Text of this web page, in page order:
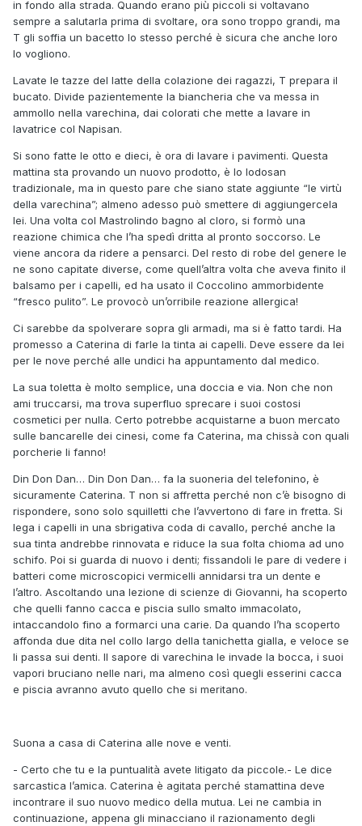
in fondo alla strada. Quando erano più piccoli si voltavano
sempre a salutarla prima di svoltare, ora sono troppo grandi, ma
T gli soffia un bacetto lo stesso perché è sicura che anche loro
lo vogliono.
Lavate le tazze del latte della colazione dei ragazzi, T prepara il
bucato. Divide pazientemente la biancheria che va messa in
ammollo nella varechina, dai colorati che mette a lavare in
lavatrice col Napisan.
Si sono fatte le otto e dieci, è ora di lavare i pavimenti. Questa
mattina sta provando un nuovo prodotto, è lo Iodosan
tradizionale, ma in questo pare che siano state aggiunte “le virtù
della varechina”; almeno adesso può smettere di aggiungercela
lei. Una volta col Mastrolindo bagno al cloro, si formò una
reazione chimica che l’ha spedì dritta al pronto soccorso. Le
viene ancora da ridere a pensarci. Del resto di robe del genere le
ne sono capitate diverse, come quell’altra volta che aveva finito il
balsamo per i capelli, ed ha usato il Coccolino ammorbidente
“fresco pulito”. Le provocò un’orribile reazione allergica!
Ci sarebbe da spolverare sopra gli armadi, ma si è fatto tardi. Ha
promesso a Caterina di farle la tinta ai capelli. Deve essere da lei
per le nove perché alle undici ha appuntamento dal medico.
La sua toletta è molto semplice, una doccia e via. Non che non
ami truccarsi, ma trova superfluo sprecare i suoi costosi
cosmetici per nulla. Certo potrebbe acquistarne a buon mercato
sulle bancarelle dei cinesi, come fa Caterina, ma chissà con quali
porcherie li fanno!
Din Don Dan… Din Don Dan… fa la suoneria del telefonino, è
sicuramente Caterina. T non si affretta perché non c’è bisogno di
rispondere, sono solo squilletti che l’avvertono di fare in fretta. Si
lega i capelli in una sbrigativa coda di cavallo, perché anche la
sua tinta andrebbe rinnovata e riduce la sua folta chioma ad uno
schifo. Poi si guarda di nuovo i denti; fissandoli le pare di vedere i
batteri come microscopici vermicelli annidarsi tra un dente e
l’altro. Ascoltando una lezione di scienze di Giovanni, ha scoperto
che quelli fanno cacca e piscia sullo smalto immacolato,
intaccandolo fino a formarci una carie. Da quando l’ha scoperto
affonda due dita nel collo largo della tanichetta gialla, e veloce se
li passa sui denti. Il sapore di varechina le invade la bocca, i suoi
vapori bruciano nelle nari, ma almeno così quegli esserini cacca
e piscia avranno avuto quello che si meritano.
Suona a casa di Caterina alle nove e venti.
- Certo che tu e la puntualità avete litigato da piccole.- Le dice
sarcastica l’amica. Caterina è agitata perché stamattina deve
incontrare il suo nuovo medico della mutua. Lei ne cambia in
continuazione, appena gli minacciano il razionamento degli